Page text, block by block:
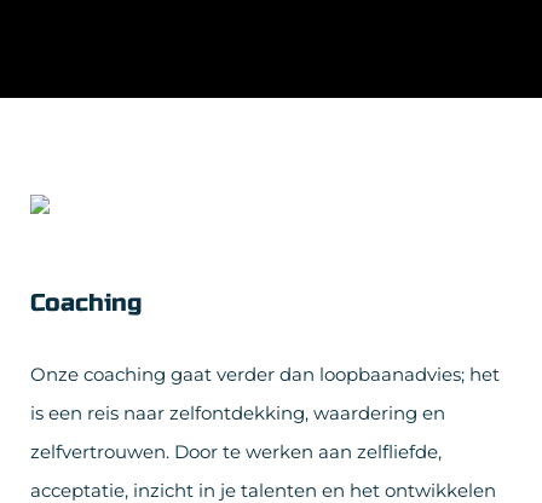
Coaching
Onze coaching gaat verder dan loopbaanadvies; het
is een reis naar zelfontdekking, waardering en
zelfvertrouwen. Door te werken aan zelfliefde,
acceptatie, inzicht in je talenten en het ontwikkelen